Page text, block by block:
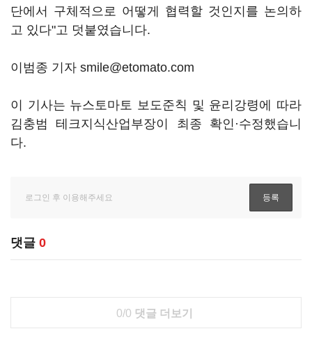
단에서 구체적으로 어떻게 협력할 것인지를 논의하
고 있다"고 덧붙였습니다.
이범종 기자 smile@etomato.com
이 기사는 뉴스토마토 보도준칙 및 윤리강령에 따라
김충범 테크지식산업부장이 최종 확인·수정했습니
다.
댓글 0
0/0 댓글 더보기